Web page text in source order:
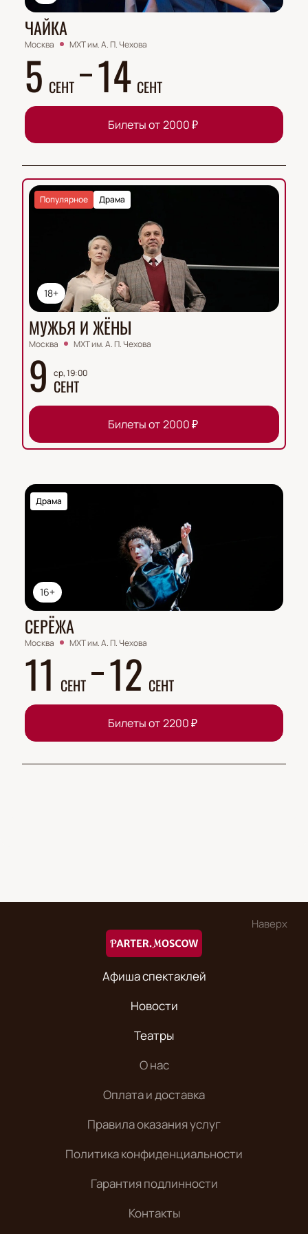
ЧАЙКА
Москва МХТ им. А. П. Чехова
5 СЕНТ 14 СЕНТ
Билеты от 2000₽
18+
Драма
Популярное
МУЖЬЯ И ЖЁНЫ
Москва МХТ им. А. П. Чехова
9 ср, 19:00
СЕНТ
Билеты от 2000₽
16+
Драма
СЕРЁЖА
Москва МХТ им. А. П. Чехова
11 СЕНТ 12 СЕНТ
Билеты от2200₽
Наверх
Афиша спектаклей
Новости
Театры
О нас
Оплата и доставка
Правила оказания услуг
Политика конфиденциальности
Гарантия подлинности
Контакты